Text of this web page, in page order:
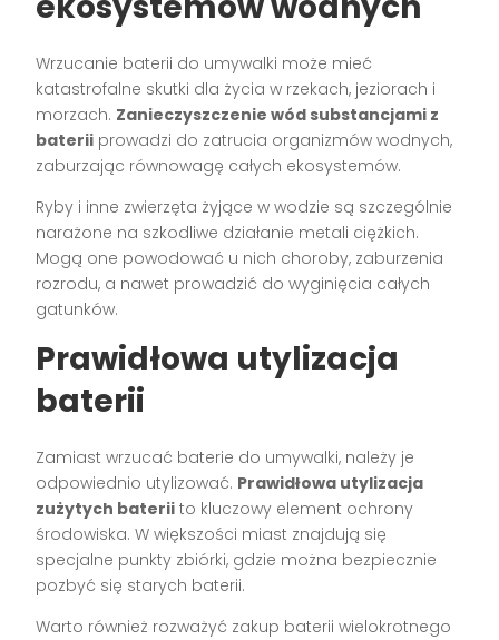
Wrzucanie baterii do umywalki może mieć
katastrofalne skutki dla życia w rzekach, jeziorach i
morzach. Zanieczyszczenie wód substancjami z
baterii prowadzi do zatrucia organizmów wodnych,
zaburzając równowagę całych ekosystemów.
Ryby i inne zwierzęta żyjące w wodzie są szczególnie
narażone na szkodliwe działanie metali ciężkich.
Mogą one powodować u nich choroby, zaburzenia
rozrodu, a nawet prowadzić do wyginięcia całych
gatunków.
Prawidłowa utylizacja
baterii
Zamiast wrzucać baterie do umywalki, należy je
odpowiednio utylizować. Prawidłowa utylizacja
zużytych baterii to kluczowy element ochrony
środowiska. W większości miast znajdują się
specjalne punkty zbiórki, gdzie można bezpiecznie
pozbyć się starych baterii.
Warto również rozważyć zakup baterii wielokrotnego